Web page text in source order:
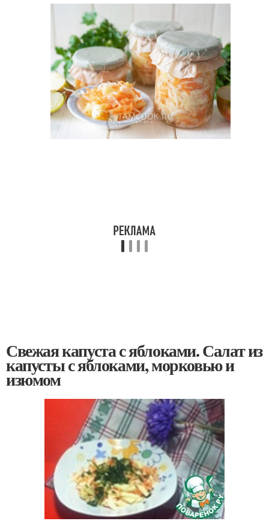
Свежая капуста с яблоками. Салат из
капусты с яблоками, морковью и
изюмом